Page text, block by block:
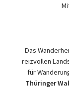
Das
reizvollen
für
Thüringer